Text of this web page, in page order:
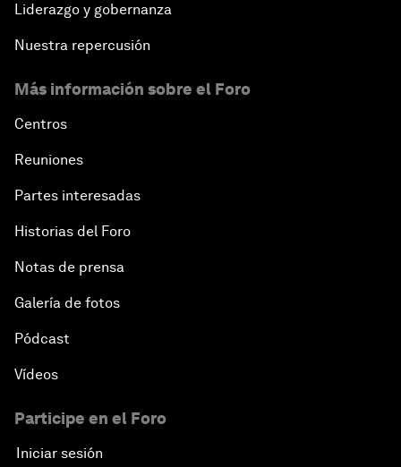
Liderazgo y gobernanza
Nuestra repercusión
Más información sobre el Foro
Centros
Reuniones
Partes interesadas
Historias del Foro
Notas de prensa
Galería de fotos
Pódcast
Vídeos
Participe en el Foro
Iniciar sesión